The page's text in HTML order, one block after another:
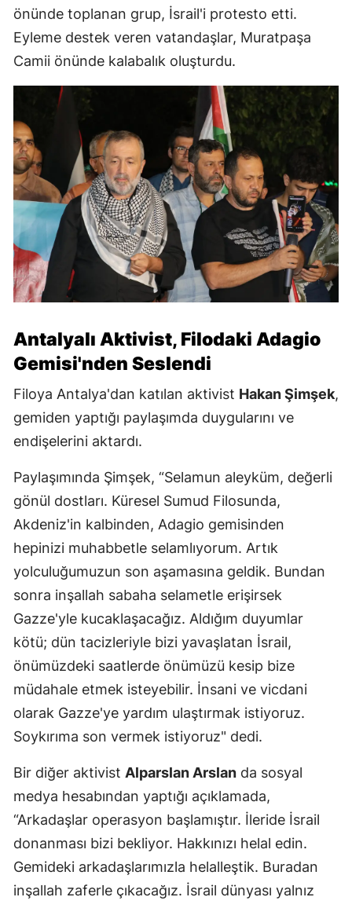
önünde toplanan grup, İsrail'i protesto etti.
Eyleme destek veren vatandaşlar, Muratpaşa
Camii önünde kalabalık oluşturdu.
Antalyalı Aktivist, Filodaki Adagio
Gemisi'nden Seslendi
Filoya Antalya'dan katılan aktivist Hakan Şimşek,
gemiden yaptığı paylaşımda duygularını ve
endişelerini aktardı.
Paylaşımında Şimşek, “Selamun aleyküm, değerli
gönül dostları. Küresel Sumud Filosunda,
Akdeniz'in kalbinden, Adagio gemisinden
hepinizi muhabbetle selamlıyorum. Artık
yolculuğumuzun son aşamasına geldik. Bundan
sonra inşallah sabaha selametle erişirsek
Gazze'yle kucaklaşacağız. Aldığım duyumlar
kötü; dün tacizleriyle bizi yavaşlatan İsrail,
önümüzdeki saatlerde önümüzü kesip bize
müdahale etmek isteyebilir. İnsani ve vicdani
olarak Gazze'ye yardım ulaştırmak istiyoruz.
Soykırıma son vermek istiyoruz" dedi.
Bir diğer aktivist Alparslan Arslan da sosyal
medya hesabından yaptığı açıklamada,
“Arkadaşlar operasyon başlamıştır. İleride İsrail
donanması bizi bekliyor. Hakkınızı helal edin.
Gemideki arkadaşlarımızla helalleştik. Buradan
inşallah zaferle çıkacağız. İsrail dünyası yalnız